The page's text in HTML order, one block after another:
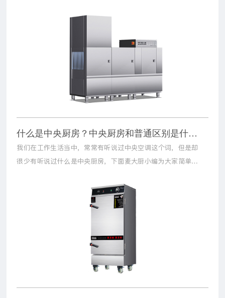
什么是中央厨房？中央厨房和普通区别是什么？
我们在工作生活当中，常常有听说过中央空调这个词，但是却
很少有听说过什么是中央厨房，下面麦大厨小编为大家简单介